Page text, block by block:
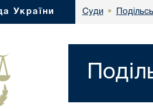
України Суди •